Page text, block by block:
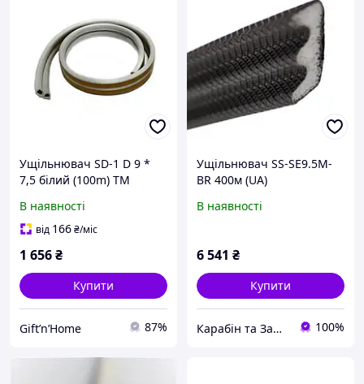
Ущільнювач SD-1 D 9 *
7,5 білий (100m) ТМ
В наявності
від 166₴/міс
1 656₴
Купити
Gift’n’Home 87%
Ущільнювач SS-SE9.5M-
BR 400м (UA)
В наявності
6 541 ₴
Купити
Карабін та Замок: Дверна фурнітур Оптом 100%